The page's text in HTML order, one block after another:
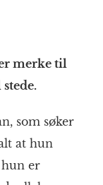
merke til
som søker
at hun
er